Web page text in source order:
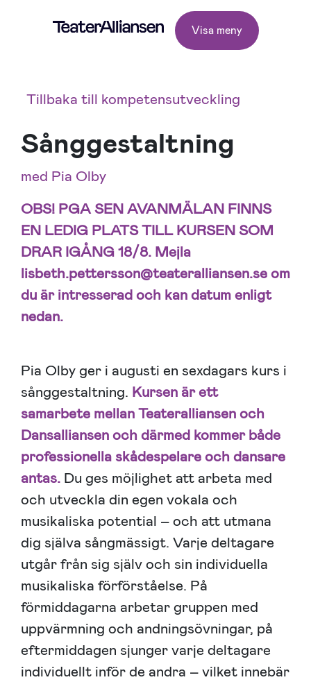
Visa meny
Tillbaka till kompetensutveckling
Sånggestaltning
med Pia Olby
OBS! PGA SEN AVANMÄLAN FINNS
EN LEDIG PLATS TILL KURSEN SOM
DRAR IGÅNG 18/8. Mejla
lisbeth.pettersson@teateralliansen.se om
du är intresserad och kan datum enligt
nedan.
Pia Olby ger i augusti en sexdagars kurs i
sånggestaltning. Kursen är ett
samarbete mellan Teateralliansen och
Dansalliansen och därmed kommer både
professionella skådespelare och dansare
antas. Du ges möjlighet att arbeta med
och utveckla din egen vokala och
musikaliska potential – och att utmana
dig själva sångmässigt. Varje deltagare
utgår från sig själv och sin individuella
musikaliska förförståelse. På
förmiddagarna arbetar gruppen med
uppvärmning och andningsövningar, på
eftermiddagen sjunger varje deltagare
individuellt inför de andra – vilket innebär